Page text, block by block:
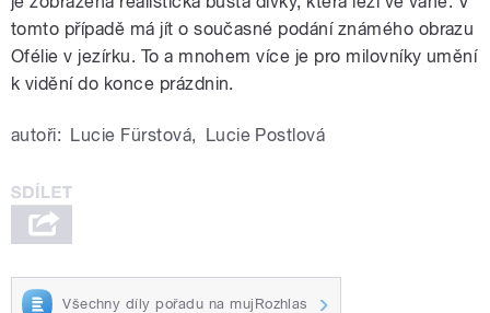
tomto případě má jít o současné podání známého obrazu
Ofélie v jezírku. To a mnohem více je pro milovníky umění
k vidění do konce prázdnin.
autoři: Lucie Fürstová, Lucie Postlová
Všechny díly pořadu na mujRozhlas